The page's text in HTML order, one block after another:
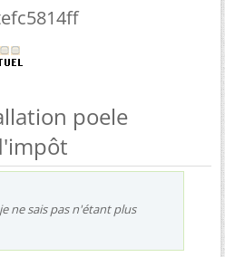
poele
ne sais pas n'étant plus